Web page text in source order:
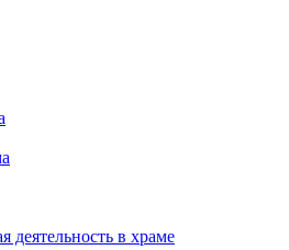
деятельность в храме